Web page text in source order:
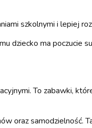
szkolnymi i lepiej
dziecko ma poczucie
To zabawki,
oraz samodzielność.